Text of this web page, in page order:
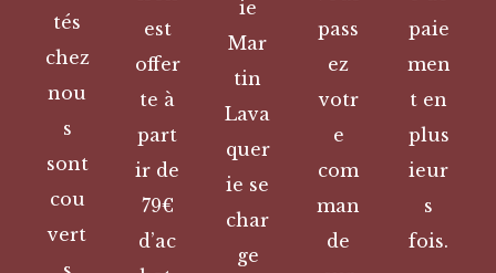
tés
chez
nou
s
sont
cou
vert
est
offer
te à
part
ir de
79€
d’ac
ie
Mar
tin
Lava
quer
ie se
char
ge
pass
ez
votr
e
com
man
de
paie
men
t en
plus
ieur
s
fois.